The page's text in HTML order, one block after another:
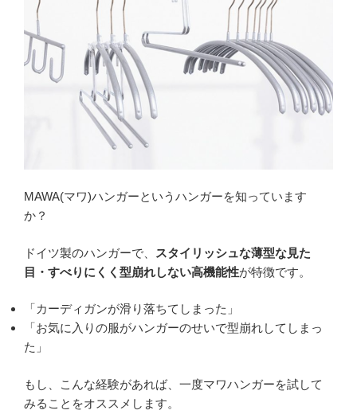
MAWA(マワ)ハンガーというハンガーを知っています
か？
ドイツ製のハンガーで、
スタイリッシュな薄型な見た
目・すべりにくく型崩れしない高機能性が特徴です。
「カーディガンが滑り落ちてしまった」
「お気に入りの服がハンガーのせいで型崩れしてしまっ
た」
もし、こんな経験があれば、一度マワハンガーを試して
みることをオススメします。